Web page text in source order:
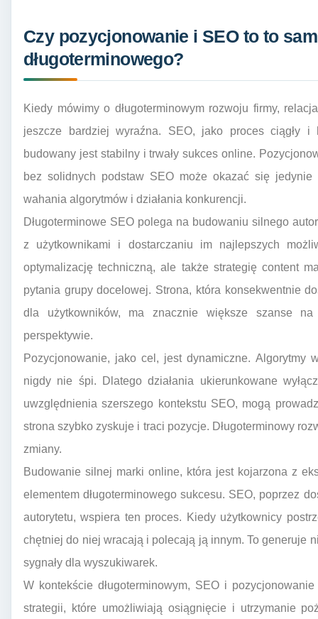
Czy pozycjonowanie i SEO to to
długoterminowego?
Kiedy mówimy o długoterminowym rozwoju firmy,
jeszcze bardziej wyraźna. SEO, jako proces ciągły i
budowany jest stabilny i trwały sukces online.
bez solidnych podstaw SEO może okazać się jedynie
wahania algorytmów i działania konkurencji.
Długoterminowe SEO polega na budowaniu silnego
z użytkownikami i dostarczaniu im najlepszych
optymalizację techniczną, ale także strategię content
pytania grupy docelowej. Strona, która konsekwentnie
dla użytkowników, ma znacznie większe szanse
perspektywie.
Pozycjonowanie, jako cel, jest dynamiczne. Algorytmy
nigdy nie śpi. Dlatego działania ukierunkowane
uwzględnienia szerszego kontekstu SEO, mogą
strona szybko zyskuje i traci pozycje. Długoterminowy
zmiany.
Budowanie silnej marki online, która jest kojarzona z
elementem długoterminowego sukcesu. SEO, poprzez
autorytetu, wspiera ten proces. Kiedy użytkownicy
chętniej do niej wracają i polecają ją innym. To generuje
sygnały dla wyszukiwarek.
W kontekście długoterminowym, SEO i
strategii, które umożliwiają osiągnięcie i utrzymanie